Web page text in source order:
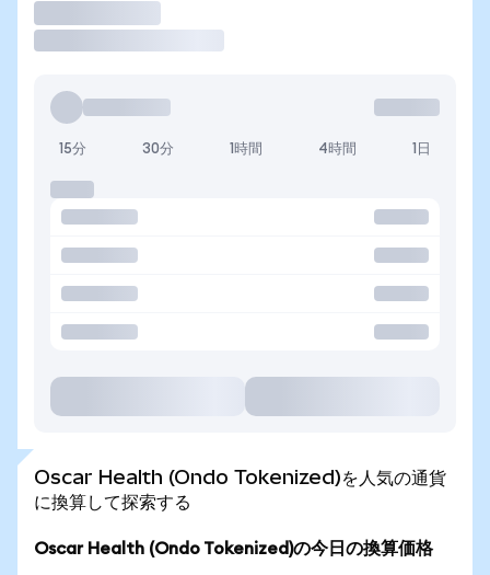
15分 30分 1時間 4時間 1日
Oscar Health (Ondo Tokenized)を人気の通貨
に換算して探索する
Oscar Health (Ondo Tokenized)の今日の換算価格